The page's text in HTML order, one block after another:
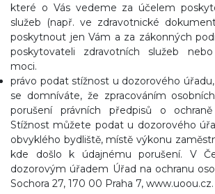
které o Vás vedeme za účelem
služeb (např. ve zdravotnické
poskytnout jen Vám a za zákonných
poskytovateli zdravotních služeb
moci.
právo podat stížnost u dozorového
se domníváte, že zpracováním
porušení právních předpisů o
Stížnost můžete podat u dozorového
obvyklého bydliště, místě výkonu
kde došlo k údajnému porušení. V
dozorovým úřadem Úřad na ochranu
Sochora 27, 170 00 Praha 7, www.uoou.cz.